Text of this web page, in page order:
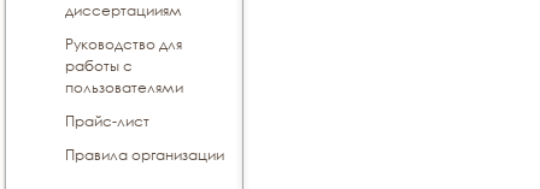
диссертацииям
Руководство для
работы с
пользователями
Прайс-лист
Правила организации